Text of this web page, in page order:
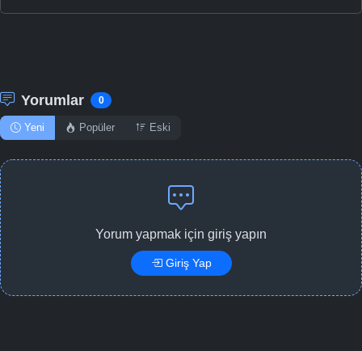
Yorumlar 0
Yeni Popüler Eski
Yorum yapmak için giriş yapın
Giriş Yap